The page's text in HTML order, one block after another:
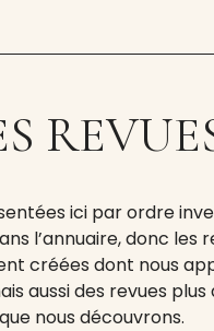
ici par ordre
l’annuaire, donc les
créées dont nous
aussi des revues
que nous découvrons.